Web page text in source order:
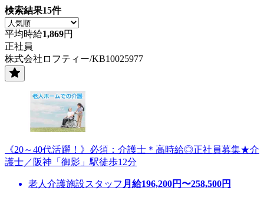
検索結果15件
平均時給1,869円
正社員
株式会社ロフティー/KB10025977
《20～40代活躍！》必須：介護士＊高時給◎正社員募集★介
護士／阪神「御影」駅徒歩12分
老人介護施設スタッフ 月給196,200円〜258,500円